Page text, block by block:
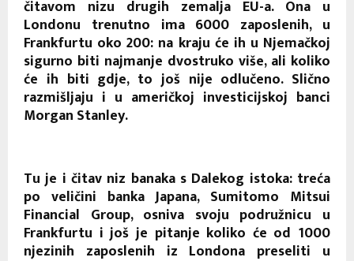
čitavom nizu drugih zemalja EU-a. Ona u
Londonu trenutno ima 6000 zaposlenih, u
Frankfurtu oko 200: na kraju će ih u Njemačkoj
sigurno biti najmanje dvostruko više, ali koliko
će ih biti gdje, to još nije odlučeno. Slično
razmišljaju i u američkoj investicijskoj banci
Morgan Stanley.
Tu je i čitav niz banaka s Dalekog istoka: treća
po veličini banka Japana, Sumitomo Mitsui
Financial Group, osniva svoju podružnicu u
Frankfurtu i još je pitanje koliko će od 1000
njezinih zaposlenih iz Londona preseliti u